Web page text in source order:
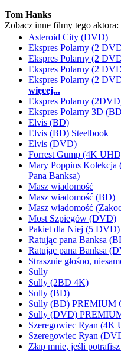
Tom Hanks
Zobacz inne filmy tego aktora:
Asteroid City (DVD)
Ekspres Polarny (2
Ekspres Polarny (2
Ekspres Polarny (2
Ekspres Polarny (2
więcej...
Ekspres Polarny
Ekspres Polarny 3D
Elvis (BD)
Elvis (BD) Steelbook
Elvis (DVD)
Forrest Gump (4K
Mary Poppins Kolekcja
Pana Banksa)
Masz wiadomość
Masz wiadomość (BD)
Masz wiadomość
Most Szpiegów (DVD)
Pakiet dla Niej (5 DVD)
Ratując pana Banksa
Ratując pana Banksa
Strasznie głośno,
Sully
Sully (2BD 4K)
Sully (BD)
Sully (BD) PREMIUM
Sully (DVD)
Szeregowiec Ryan (4K
Szeregowiec Ryan
Złap mnie, jeśli